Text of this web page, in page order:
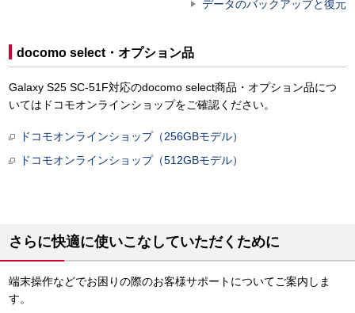
データのバックアップと復元
docomo select・オプション品
Galaxy S25 SC-51F対応のdocomo select商品・オプション品につ
いてはドコモオンラインショップをご確認ください。
ドコモオンラインショップ（256GBモデル）
ドコモオンラインショップ（512GBモデル）
さらに快適に使いこなしていただくために
端末操作などでお困りの際のお客様サポートについてご案内しま
す。